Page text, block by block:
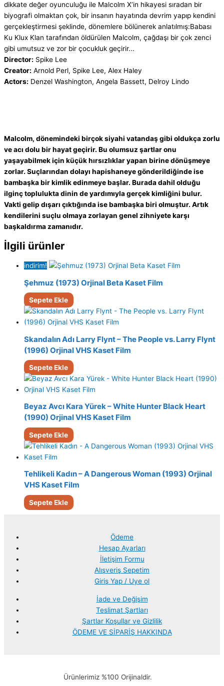
dikkate değer oyunculuğu ile Malcolm X’in hikayesi sıradan bir
biyografi olmaktan çok, bir insanın hayatında devrim yapıp kendini
gerçekleştirmesi şeklinde, dönemlere bölünerek anlatılmış:Babası
Ku Klux Klan tarafından öldürülen Malcolm, çağdaşı bir çok zenci
gibi umutsuz ve zor bir çocukluk geçirir...
Director: Spike Lee
Creator: Arnold Perl, Spike Lee, Alex Haley
Actors: Denzel Washington, Angela Bassett, Delroy Lindo
Malcolm, dönemindeki birçok siyahi vatandaş gibi oldukça zorlu
ve acı dolu bir hayat geçirir. Bu olumsuz şartlar onu
yaşayabilmek için küçük hırsızlıklar yapan birine dönüşmeye
zorlar. Suçlarından dolayı hapishaneye gönderildiğinde ise
bambaşka bir kimlik edinmeye başlar. Burada dahil olduğu
ilginç toplulukta dinin de yardımıyla gerçek kimliğini bulur.
Vakti gelip dışarı çıktığında ise bambaşka biri olmuştur. Artık
kendilerini suçlu olmaya zorlayan genel zihniyete karşı
başkaldırma zamanıdır.
İlgili ürünler
indirim!
Şehmuz (1973) Orjinal Beta Kaset Film
Sepete Ekle
Skandalın Adı Larry Flynt – The People vs. Larry Flynt
(1996) Orjinal VHS Kaset Film
Sepete Ekle
Beyaz Avcı Kara Yürek – White Hunter Black Heart
(1990) Orjinal VHS Kaset Film
Sepete Ekle
Tehlikeli Kadın – A Dangerous Woman (1993) Orjinal
VHS Kaset Film
Sepete Ekle
Ödeme
Hesap Ayarları
İletişim Formu
Alışveriş Sepetim
Giriş Yap / Uye ol
İade ve Değişim
Teslimat Şartları
Şartlar Koşullar ve Gizlilik
ÖDEME VE SİPARİŞ HAKKINDA
Ürünlerimiz %100 Orijinaldir.